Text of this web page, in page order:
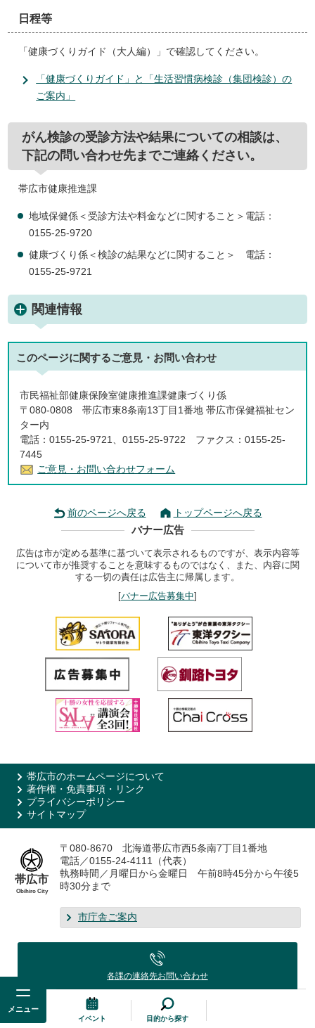
日程等
「健康づくりガイド（大人編）」で確認してください。
「健康づくりガイド」と「生活習慣病検診（集団検診）の
ご案内」
がん検診の受診方法や結果についての相談は、
下記の問い合わせ先までご連絡ください。
帯広市健康推進課
地域保健係＜受診方法や料金などに関すること＞電話：
0155-25-9720
健康づくり係＜検診の結果などに関すること＞ 電話：
0155-25-9721
関連情報
このページに関するご意見・お問い合わせ
市民福祉部健康保険室健康推進課健康づくり係
〒080-0808 帯広市東8条南13丁目1番地 帯広市保健福祉セン
ター内
電話：0155-25-9721、0155-25-9722 ファクス：0155-25-
7445
ご意見・お問い合わせフォーム
メニュー
イベント 目的から探す
前のページへ戻る トップページへ戻る
バナー広告
広告は市が定める基準に基づいて表示されるものですが、表示内容等
について市が推奨することを意味するものではなく、また、内容に関
する一切の責任は広告主に帰属します。
[バナー広告募集中]
帯広市のホームページについて
著作権・免責事項・リンク
プライバシーポリシー
サイトマップ
帯広市
Obihiro City
〒080-8670 北海道帯広市西5条南7丁目1番地
電話／0155-24-4111（代表）
執務時間／月曜日から金曜日 午前8時45分から午後5
時30分まで
市庁舎ご案内
各課の連絡先お問い合わせ